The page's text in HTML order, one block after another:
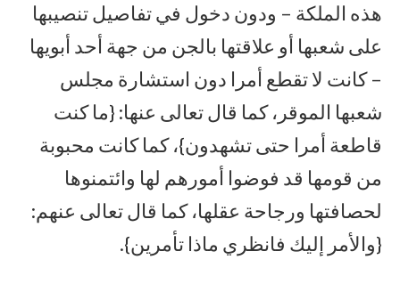
هذه الملكة – ودون دخول في تفاصيل تنصيبها
على شعبها أو علاقتها بالجن من جهة أحد أبويها
– كانت لا تقطع أمرا دون استشارة مجلس
شعبها الموقر، كما قال تعالى عنها: {ما كنت
قاطعة أمرا حتى تشهدون}، كما كانت محبوبة
من قومها قد فوضوا أمورهم لها وائتمنوها
لحصافتها ورجاحة عقلها، كما قال تعالى عنهم:
{والأمر إليك فانظري ماذا تأمرين}.